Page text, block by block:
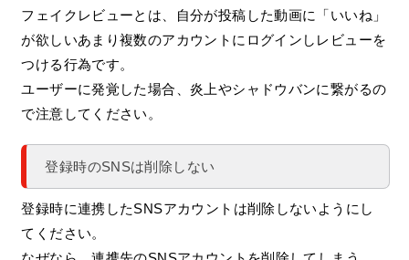
フェイクレビューとは、自分が投稿した動画に「いいね」
が欲しいあまり複数のアカウントにログインしレビューを
つける行為です。
ユーザーに発覚した場合、炎上やシャドウバンに繋がるの
で注意してください。
登録時のSNSは削除しない
登録時に連携したSNSアカウントは削除しないようにし
てください。